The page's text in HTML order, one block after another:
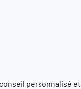
personnalisé